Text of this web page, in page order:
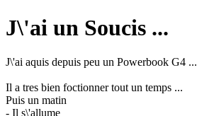
J\'ai un Soucis ...
J\'ai aquis depuis peu un Powerbook G4 ...
Il a tres bien foctionner tout un temps ...
Puis un matin
- Il s\'allume